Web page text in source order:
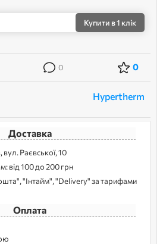
Купити в 1 клік
0 0
Hypertherm
Доставка
вул. Раєвської, 10
від 100 до 200 грн
"Інтайм", "Delivery" за тарифами
Оплата